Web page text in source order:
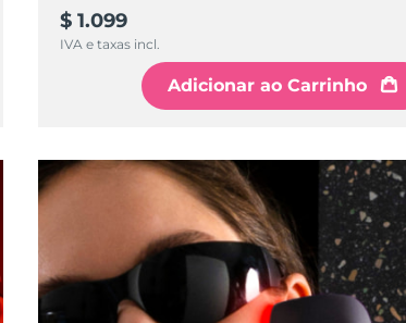
$ 1.099
IVA e taxas incl.
Adicionar ao Carrinho